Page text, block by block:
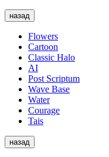
назад
Flowers
Cartoon
Classic Halo
AI
Post Scriptum
Wave Base
Water
Courage
Tais
назад